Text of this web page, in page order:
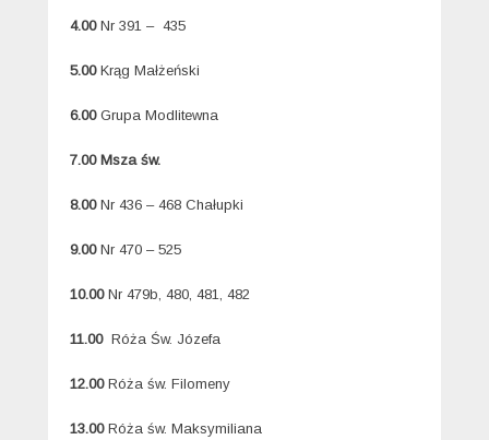
4.00 Nr 391 – 435
5.00 Krąg Małżeński
6.00Grupa Modlitewna
7.00 Msza św.
8.00Nr 436 – 468 Chałupki
9.00Nr 470 – 525
10.00Nr 479b, 480, 481, 482
11.00Róża Św. Józefa
12.00Róża św. Filomeny
13.00Róża św. Maksymiliana